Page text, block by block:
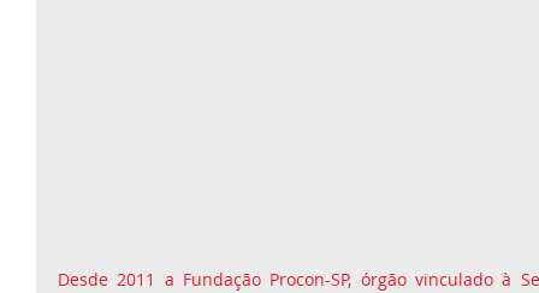
Desde 2011 a Fundação Procon-SP, órgão vinculado à